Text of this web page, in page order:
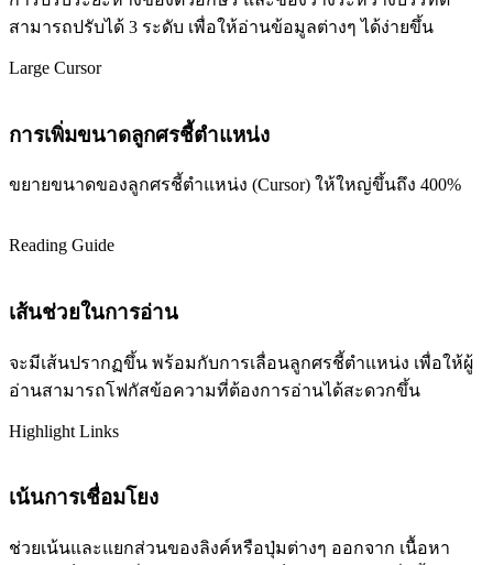
สามารถปรับได้ 3 ระดับ เพื่อให้อ่านข้อมูลต่างๆ ได้ง่ายขึ้น
Large Cursor
การเพิ่มขนาดลูกศรชี้ตำแหน่ง
ขยายขนาดของลูกศรชี้ตำแหน่ง (Cursor) ให้ใหญ่ขึ้นถึง 400%
Reading Guide
เส้นช่วยในการอ่าน
จะมีเส้นปรากฏขึ้น พร้อมกับการเลื่อนลูกศรชี้ตำแหน่ง เพื่อให้ผู้
อ่านสามารถโฟกัสข้อความที่ต้องการอ่านได้สะดวกขึ้น
Highlight Links
เน้นการเชื่อมโยง
ช่วยเน้นและแยกส่วนของลิงค์หรือปุ่มต่างๆ ออกจาก เนื้อหา